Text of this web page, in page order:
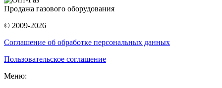
Продажа газового оборудования
© 2009-2026
Соглашение об обработке персональных данных
Пользовательское соглашение
Меню: